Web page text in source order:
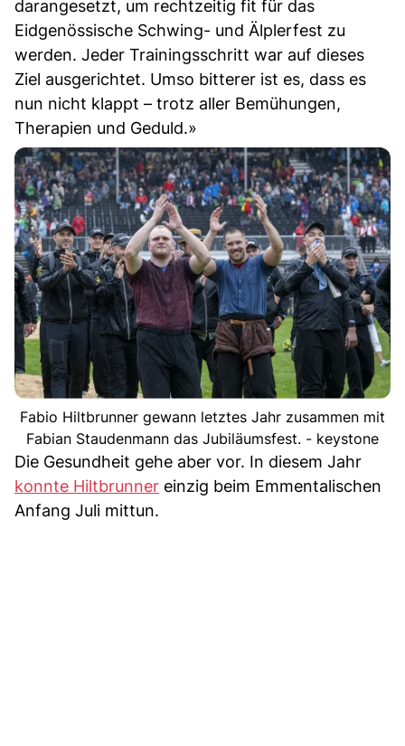
darangesetzt, um rechtzeitig fit für das
Eidgenössische Schwing- und Älplerfest zu
werden. Jeder Trainingsschritt war auf dieses
Ziel ausgerichtet. Umso bitterer ist es, dass es
nun nicht klappt – trotz aller Bemühungen,
Therapien und Geduld.»
Fabio Hiltbrunner gewann letztes Jahr zusammen mit
Fabian Staudenmann das Jubiläumsfest. - keystone
Die Gesundheit gehe aber vor. In diesem Jahr
konnte Hiltbrunner einzig beim Emmentalischen
Anfang Juli mittun.